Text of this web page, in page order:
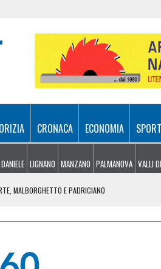
CRONACA ECONOMIA SPORT
LIGNANO MANZANO PALMANOVA VALLI
MALBORGHETTO E PADRICIANO
DOCUFILM “FORA PAL MONT”